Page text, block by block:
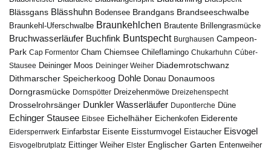
Blässgans Blässhuhn Bodensee Brandgans Brandseeschwalbe
Braunkehl-Uferschwalbe Braunkehlchen Brautente Brillengrasmücke
Bruchwasserläufer Buchfink Buntspecht Burghausen Campeon-
Park Cap Formentor Cham Chiemsee Chileflamingo Chukarhuhn Cúber-
Stausee Deininger Moos Deininger Weiher Diademrotschwanz
Dithmarscher Speicherkoog Dohle Donau Donaumoos
Dorngrasmücke Dornspötter Dreizehenmöwe Dreizehenspecht
Drosselrohrsänger Dunkler Wasserläufer Dupontlerche Düne
Echinger Stausee Eibsee Eichelhäher Eichenkofen Eiderente
Eidersperrwerk Einfarbstar Eisente Eissturmvogel Eistaucher Eisvogel
Eisvogelbrutplatz Eittinger Weiher Elster Englischer Garten Entenweiher